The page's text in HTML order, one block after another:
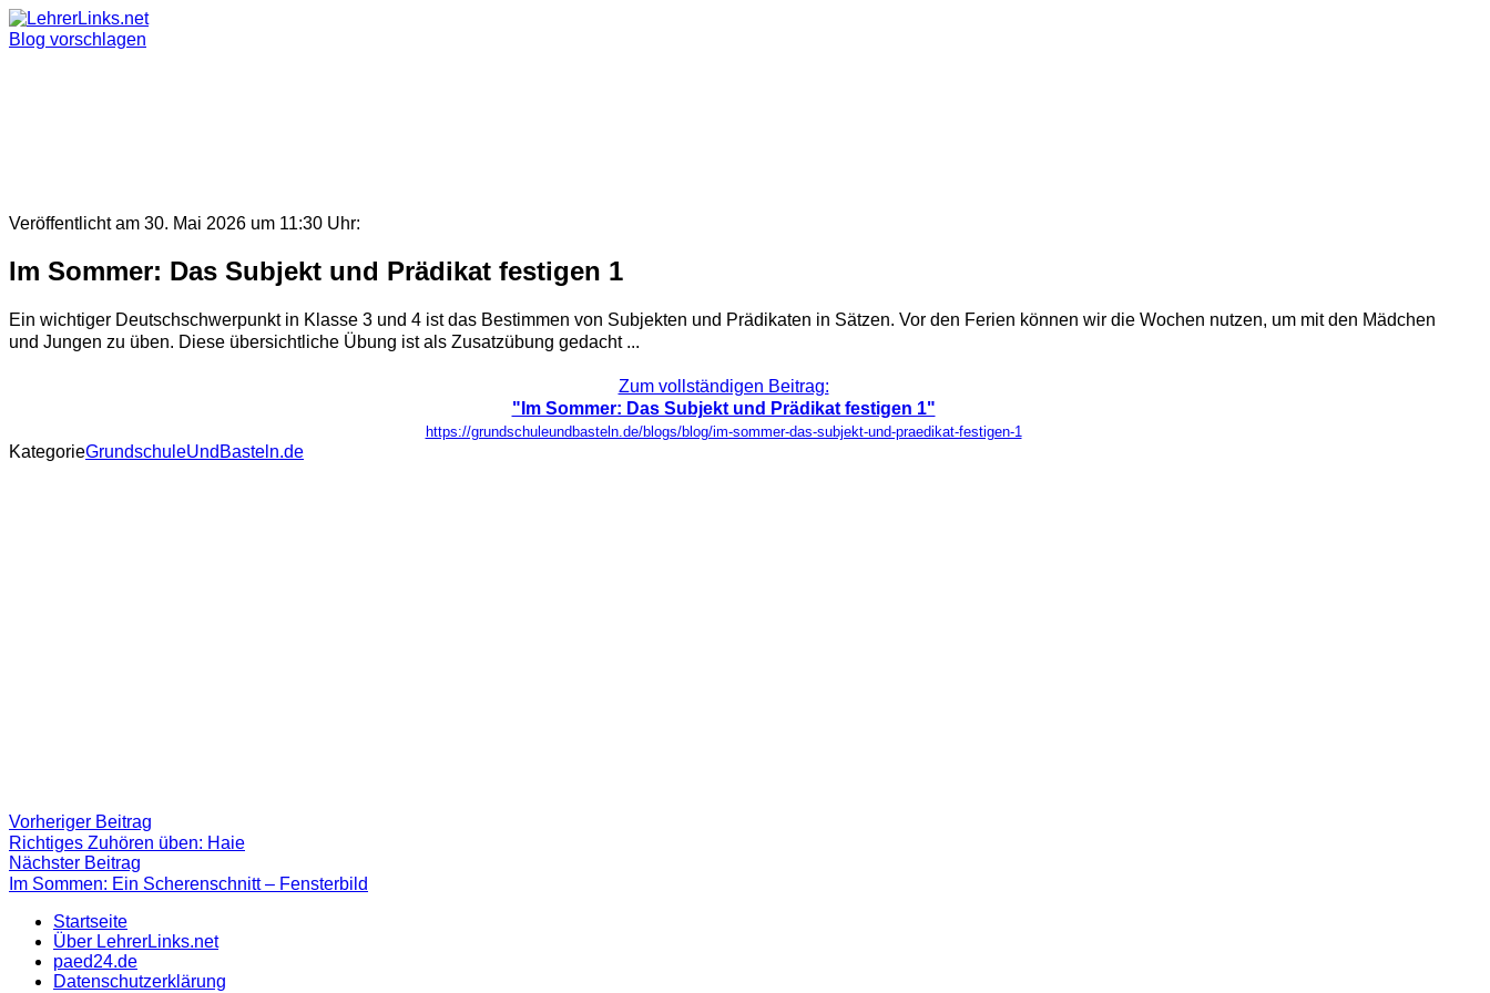
Skip
to
Blog vorschlagen
Veröffentlicht am 30. Mai 2026 um 11:30 Uhr:
Im Sommer: Das Subjekt und Prädikat festigen 1
Ein wichtiger Deutschschwerpunkt in Klasse 3 und 4 ist das Bestimmen von Subjekten und Prädikaten in Sätzen. Vor den Ferien können wir die Wochen nutzen, um mit den Mädchen
und Jungen zu üben. Diese übersichtliche Übung ist als Zusatzübung gedacht ...
Zum vollständigen Beitrag:
"Im Sommer: Das Subjekt und Prädikat festigen 1"
https://grundschuleundbasteln.de/blogs/blog/im-sommer-das-subjekt-und-praedikat-festigen-1
KategorieGrundschuleUndBasteln.de
Beitragsnavigation
Vorheriger Beitrag
Beitrag:
Richtiges Zuhören üben: Haie
Nächster Beitrag
Beitrag
Im Sommen: Ein Scherenschnitt – Fensterbild
Startseite
Über LehrerLinks.net
paed24.de
Datenschutzerklärung